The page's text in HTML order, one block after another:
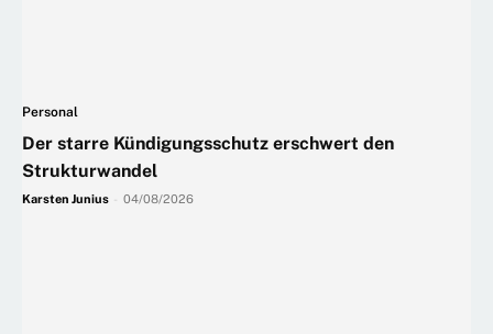
Personal
Der starre Kündigungsschutz erschwert den
Strukturwandel
Karsten Junius 04/08/2026